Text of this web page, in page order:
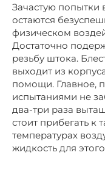
Зачастую попытки
остаются
физическом
Достаточно
резьбу штока.
выходит из
помощи. Главное,
испытаниями не
два-три раза
стоит прибегать к
температурах
жидкость для